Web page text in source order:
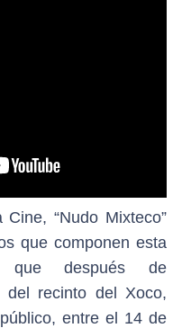
“Nudo Mixteco”
que componen esta
que después de
del recinto del Xoco,
entre el 14 de